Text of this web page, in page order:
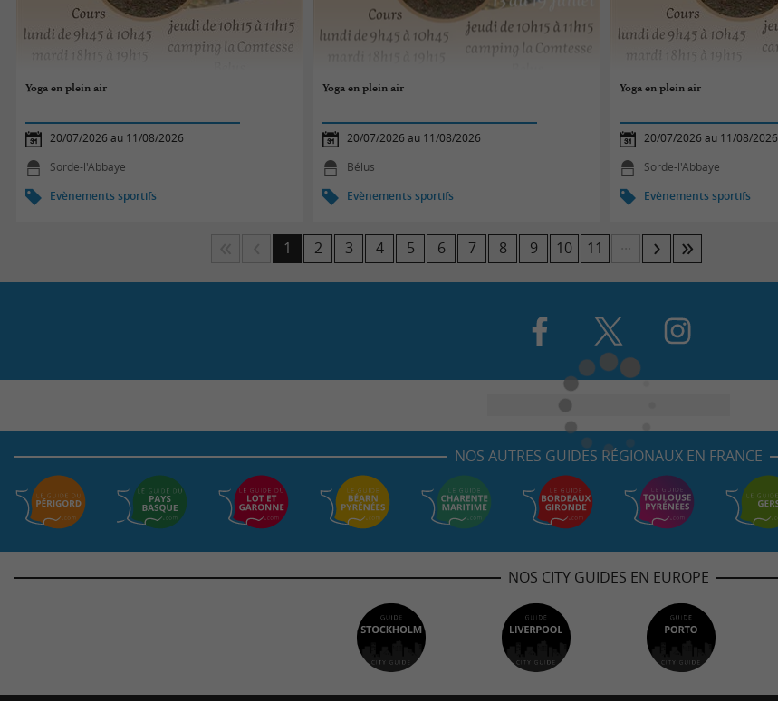
Yoga en plein air
20/07/2026 au 11/08/2026
Sorde-l'Abbaye
Evènements sportifs
Yoga en plein air
20/07/2026 au 11/08/2026
Bélus
Evènements sportifs
Yoga en plein air
20/07/2026 au 11/08/2026
Sorde-l'Abbaye
Evènements sportifs
1 2 3 4 5 6 7 8 9 10 11
NOS AUTRES GUIDES RÉGIONAUX EN FRANCE
NOS CITY GUIDES EN EUROPE